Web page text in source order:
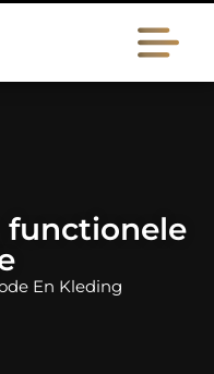
functionele
En Kleding